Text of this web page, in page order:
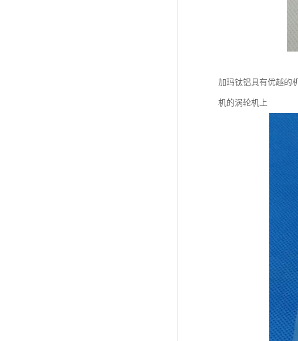
加玛钛铝具有优越的
机的涡轮机上